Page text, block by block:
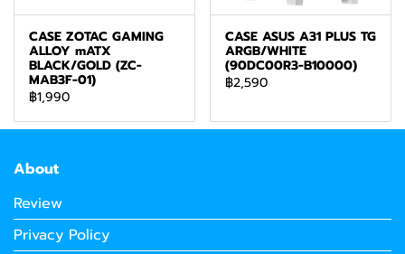
CASE ZOTAC GAMING
ALLOY mATX
BLACK/GOLD (ZC-
MAB3F-01)
฿1,990
CASE ASUS A31 PLUS TG
ARGB/WHITE
(90DC00R3-B10000)
฿2,590
About
Review
Privacy Policy